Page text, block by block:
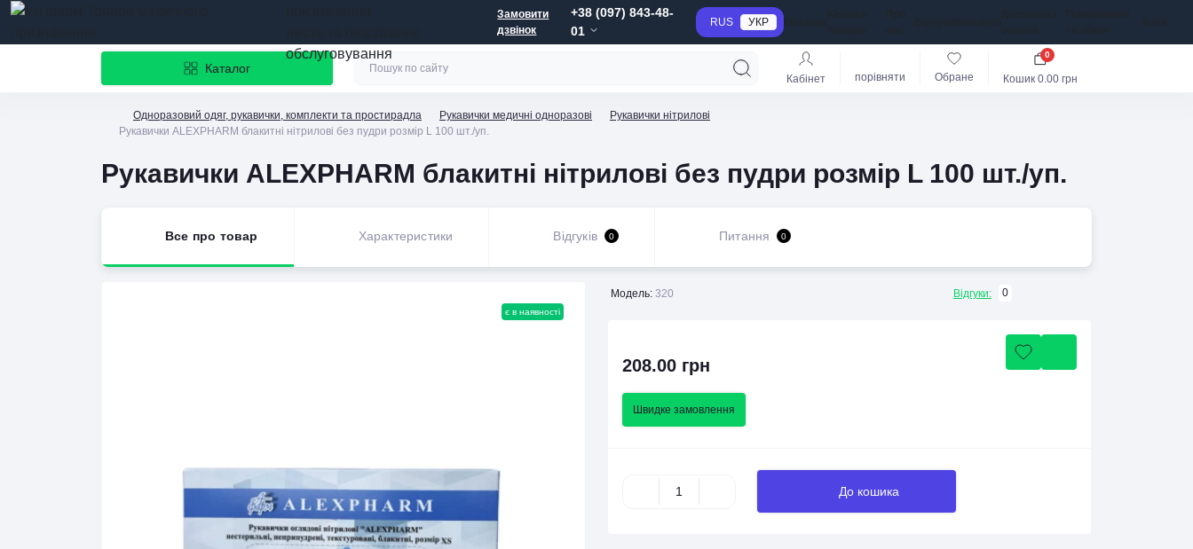
обслуговування
Замовити
дзвінок
+38 (097) 843-48-
01
RUS УКР
Каталог
Кабінет порівняти Обране Кошик 0.00 грн
0
Одноразовий одяг, рукавички, комплекти та простирадла Рукавички медичні одноразові
Рукавички нітрилові
Рукавички ALEXPHARM блакитні нітрилові без пудри розмір L 100 шт./уп.
Рукавички ALEXPHARM блакитні нітрилові без пудри розмір L 100 шт./уп.
Все про товар Характеристики Відгуків 0 Питання 0
є в наявності
Модель: 320 Відгуки: 0
208.00 грн
Швидке замовлення
До кошика